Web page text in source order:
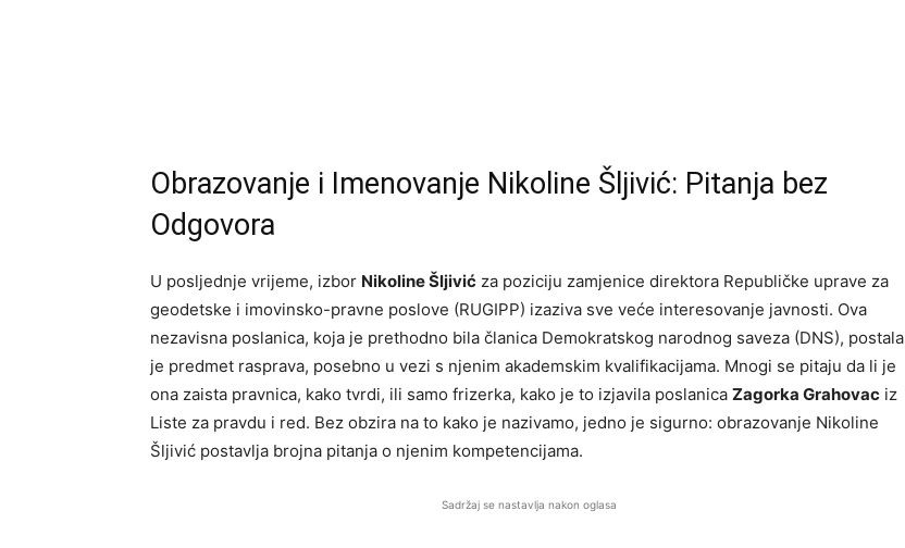
Obrazovanje i Imenovanje Nikoline Šljivić: Pitanja bez
Odgovora
U posljednje vrijeme, izbor Nikoline Šljivić za poziciju zamjenice direktora Republičke uprave za
geodetske i imovinsko-pravne poslove (RUGIPP) izaziva sve veće interesovanje javnosti. Ova
nezavisna poslanica, koja je prethodno bila članica Demokratskog narodnog saveza (DNS), postala
je predmet rasprava, posebno u vezi s njenim akademskim kvalifikacijama. Mnogi se pitaju da li je
ona zaista pravnica, kako tvrdi, ili samo frizerka, kako je to izjavila poslanica Zagorka Grahovac iz
Liste za pravdu i red. Bez obzira na to kako je nazivamo, jedno je sigurno: obrazovanje Nikoline
Šljivić postavlja brojna pitanja o njenim kompetencijama.
Sadržaj se nastavlja nakon oglasa